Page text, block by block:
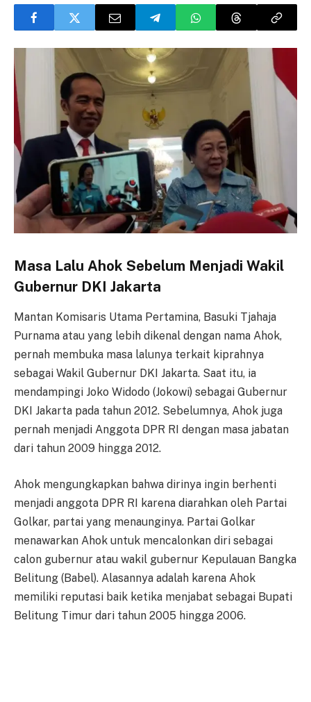
Masa Lalu Ahok Sebelum Menjadi Wakil
Gubernur DKI Jakarta
Mantan Komisaris Utama Pertamina, Basuki Tjahaja
Purnama atau yang lebih dikenal dengan nama Ahok,
pernah membuka masa lalunya terkait kiprahnya
sebagai Wakil Gubernur DKI Jakarta. Saat itu, ia
mendampingi Joko Widodo (Jokowi) sebagai Gubernur
DKI Jakarta pada tahun 2012. Sebelumnya, Ahok juga
pernah menjadi Anggota DPR RI dengan masa jabatan
dari tahun 2009 hingga 2012.
Ahok mengungkapkan bahwa dirinya ingin berhenti
menjadi anggota DPR RI karena diarahkan oleh Partai
Golkar, partai yang menaunginya. Partai Golkar
menawarkan Ahok untuk mencalonkan diri sebagai
calon gubernur atau wakil gubernur Kepulauan Bangka
Belitung (Babel). Alasannya adalah karena Ahok
memiliki reputasi baik ketika menjabat sebagai Bupati
Belitung Timur dari tahun 2005 hingga 2006.